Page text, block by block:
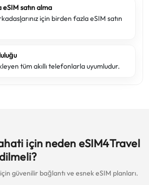
satın alma
için birden fazla eSIM satın
tüm akıllı telefonlarla uyumludur.
için neden eSIM4Travel
güvenilir bağlantı ve esnek eSIM planları.